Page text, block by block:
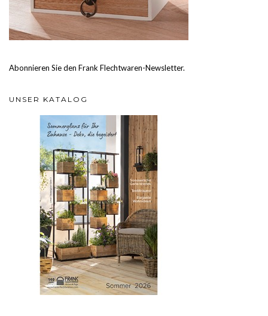
Abonnieren Sie den Frank Flechtwaren-Newsletter.
UNSER KATALOG